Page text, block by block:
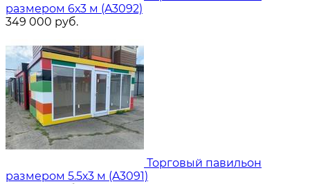
размером 6х3 м (A3092)
349 000 руб.
Торговый павильон
размером 5.5х3 м (A3091)